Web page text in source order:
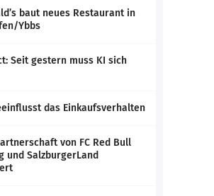
baut neues Restaurant in
Ybbs
Seit gestern muss KI sich
das Einkaufsverhalten
von FC Red Bull
und SalzburgerLand